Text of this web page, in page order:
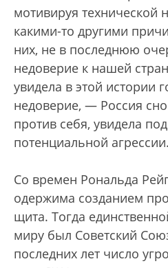
мотивируя технической
какими-то другими
них, не в последнюю
недоверие к нашей
увидела в этой истории
недоверие, — Россия
против себя, увидела
потенциальной агрессии.
Со времен Рональда
одержима созданием
щита. Тогда
миру был Советский
последних лет число